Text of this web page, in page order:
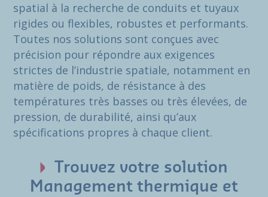
spatial à la recherche de conduits et tuyaux
rigides ou flexibles, robustes et performants.
Toutes nos solutions sont conçues avec
précision pour répondre aux exigences
strictes de l’industrie spatiale, notamment en
matière de poids, de résistance à des
températures très basses ou très élevées, de
pression, de durabilité, ainsi qu’aux
spécifications propres à chaque client.
Trouvez votre solution
Management thermique et